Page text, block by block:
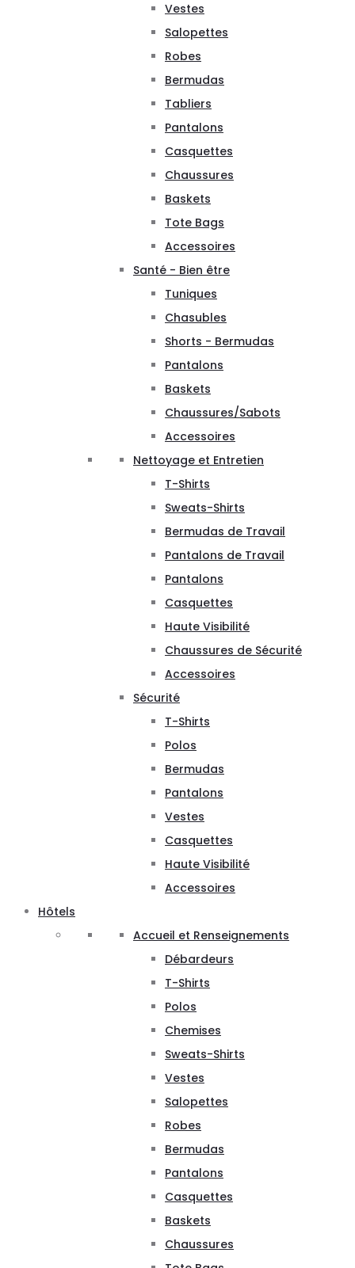
Vestes
Salopettes
Robes
Bermudas
Tabliers
Pantalons
Casquettes
Chaussures
Baskets
Tote Bags
Accessoires
Santé - Bien être
Tuniques
Chasubles
Shorts - Bermudas
Pantalons
Baskets
Chaussures/Sabots
Accessoires
Nettoyage et Entretien
T-Shirts
Sweats-Shirts
Bermudas de Travail
Pantalons de Travail
Pantalons
Casquettes
Haute Visibilité
Chaussures de Sécurité
Accessoires
Sécurité
T-Shirts
Polos
Bermudas
Pantalons
Vestes
Casquettes
Haute Visibilité
Accessoires
Hôtels
Accueil et Renseignements
Débardeurs
T-Shirts
Polos
Chemises
Sweats-Shirts
Vestes
Salopettes
Robes
Bermudas
Pantalons
Casquettes
Baskets
Chaussures